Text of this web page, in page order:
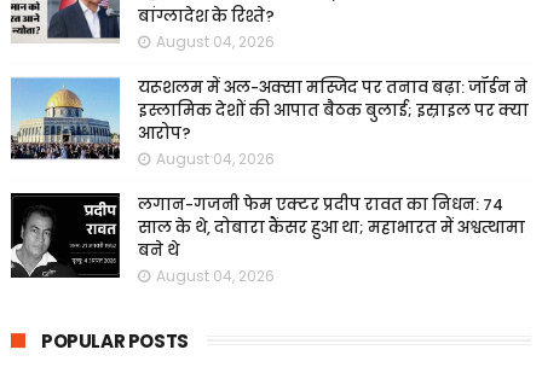
बांग्लादेश के रिश्ते?
August 04, 2026
यरूशलम में अल-अक्सा मस्जिद पर तनाव बढ़ा: जॉर्डन ने
इस्लामिक देशों की आपात बैठक बुलाई; इस्राइल पर क्या
आरोप?
August 04, 2026
लगान-गजनी फेम एक्टर प्रदीप रावत का निधन: 74
साल के थे, दोबारा कैंसर हुआ था; महाभारत में अश्वत्थामा
बने थे
August 04, 2026
POPULAR POSTS